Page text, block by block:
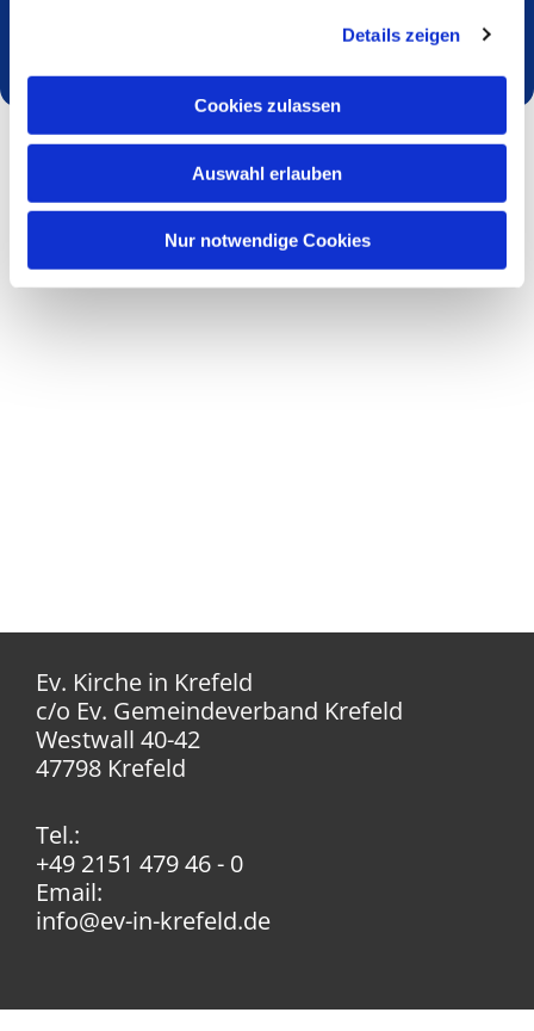
Details zeigen
Cookies zulassen
Auswahl erlauben
Nur notwendige Cookies
Dies könnte Sie auch interessieren
Ev. Kirche in Krefeld
c/o Ev. Gemeindeverband Krefeld
Westwall 40-42
47798 Krefeld
Tel.:
+49 2151 479 46 - 0
Email:
info@ev-in-krefeld.de